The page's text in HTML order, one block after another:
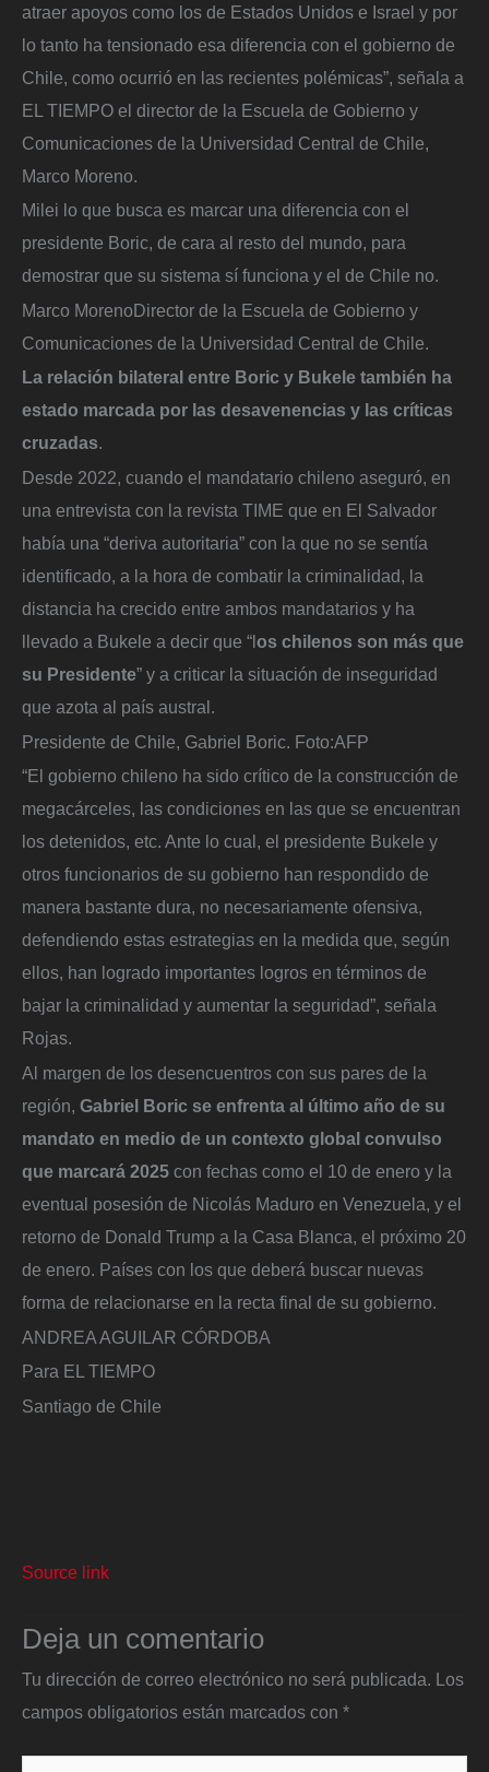
atraer apoyos como los de Estados Unidos e Israel y por
lo tanto ha tensionado esa diferencia con el gobierno de
Chile, como ocurrió en las recientes polémicas”, señala a
EL TIEMPO el director de la Escuela de Gobierno y
Comunicaciones de la Universidad Central de Chile,
Marco Moreno.
Milei lo que busca es marcar una diferencia con el
presidente Boric, de cara al resto del mundo, para
demostrar que su sistema sí funciona y el de Chile no.
Marco MorenoDirector de la Escuela de Gobierno y
Comunicaciones de la Universidad Central de Chile.
La relación bilateral entre Boric y Bukele también ha
estado marcada por las desavenencias y las críticas
cruzadas.
Desde 2022, cuando el mandatario chileno aseguró, en
una entrevista con la revista TIME que en El Salvador
había una “deriva autoritaria” con la que no se sentía
identificado, a la hora de combatir la criminalidad, la
distancia ha crecido entre ambos mandatarios y ha
llevado a Bukele a decir que “los chilenos son más que
su Presidente” y a criticar la situación de inseguridad
que azota al país austral.
Presidente de Chile, Gabriel Boric. Foto:AFP
“El gobierno chileno ha sido crítico de la construcción de
megacárceles, las condiciones en las que se encuentran
los detenidos, etc. Ante lo cual, el presidente Bukele y
otros funcionarios de su gobierno han respondido de
manera bastante dura, no necesariamente ofensiva,
defendiendo estas estrategias en la medida que, según
ellos, han logrado importantes logros en términos de
bajar la criminalidad y aumentar la seguridad”, señala
Rojas.
Al margen de los desencuentros con sus pares de la
región, Gabriel Boric se enfrenta al último año de su
mandato en medio de un contexto global convulso
que marcará 2025 con fechas como el 10 de enero y la
eventual posesión de Nicolás Maduro en Venezuela, y el
retorno de Donald Trump a la Casa Blanca, el próximo 20
de enero. Países con los que deberá buscar nuevas
forma de relacionarse en la recta final de su gobierno.
ANDREA AGUILAR CÓRDOBA
Para EL TIEMPO
Santiago de Chile
Source link
Deja un comentario
Tu dirección de correo electrónico no será publicada. Los
campos obligatorios están marcados con *